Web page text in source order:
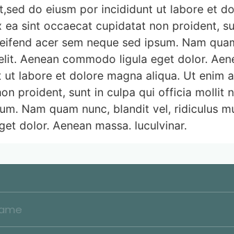
do eiusm por incididunt ut labore et
sint occaecat cupidatat non proident,
acer sem neque sed ipsum. Nam
Aenean commodo ligula eget dolor.
labore et dolore magna aliqua. Ut enim
proident, sunt in culpa qui officia mollit
Nam quam nunc, blandit vel, ridiculus
dolor. Aenean massa. luculvinar.